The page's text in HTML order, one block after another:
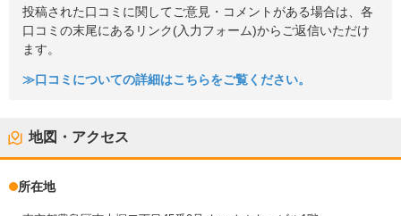
投稿された口コミに関してご意見・コメントがある場合は、各
口コミの末尾にあるリンク(入力フォーム)からご返信いただけ
ます。
≫口コミについての詳細はこちらをご覧ください。
地図・アクセス
所在地